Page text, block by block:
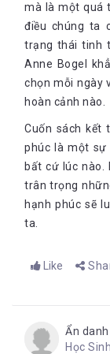
mà là một quá
điều chúng ta
trạng thái tinh
Anne Bogel
chọn mỗi ngày
hoàn cảnh nào.
Cuốn sách kết
phúc là một sự
bất cứ lúc nào.
trân trọng
hạnh phúc sẽ
ta.
Like
Ẩn danh
Học Sinh